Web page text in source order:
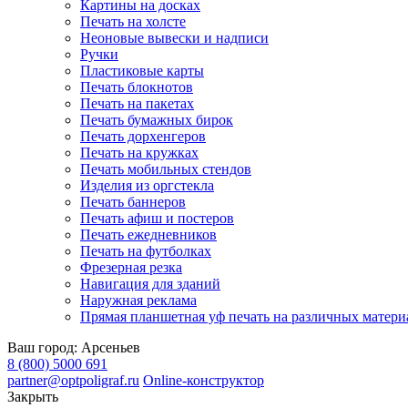
Картины на досках
Печать на холсте
Неоновые вывески и надписи
Ручки
Пластиковые карты
Печать блокнотов
Печать на пакетах
Печать бумажных бирок
Печать дорхенгеров
Печать на кружках
Печать мобильных стендов
Изделия из оргстекла
Печать баннеров
Печать афиш и постеров
Печать ежедневников
Печать на футболках
Фрезерная резка
Навигация для зданий
Наружная реклама
Прямая планшетная уф печать на различных
Ваш город: Арсеньев
8 (800) 5000 691
partner@optpoligraf.ru Online-конструктор
Закрыть